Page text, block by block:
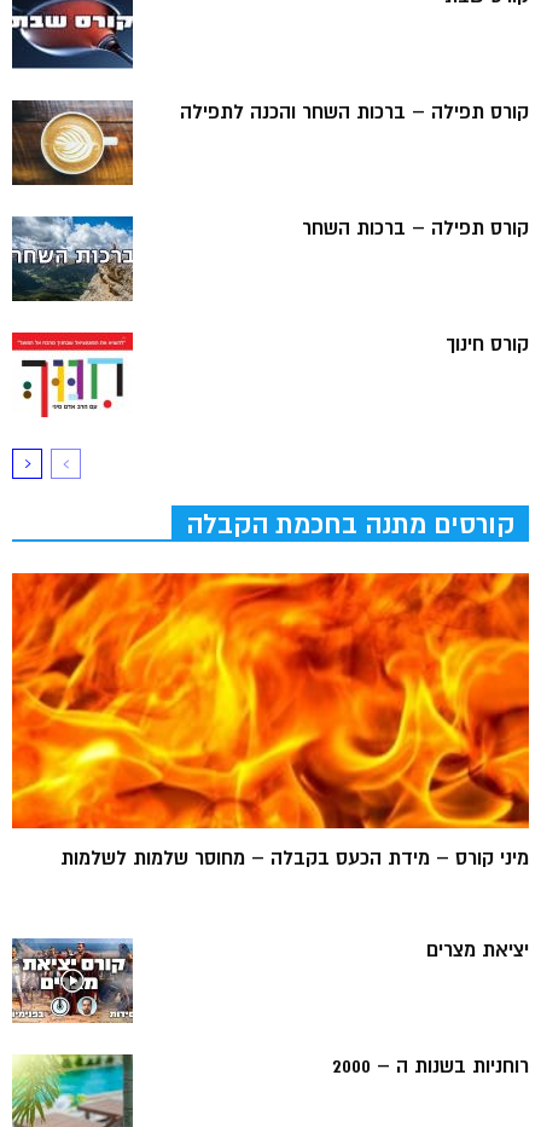
קורס תפילה – ברכות השחר והכנה לתפילה
קורס תפילה – ברכות השחר
קורס חינוך
קורסים מתנה בחכמת הקבלה
מיני קורס – מידת הכעס בקבלה – מחוסר שלמות לשלמות
יציאת מצרים
רוחניות בשנות ה – 2000